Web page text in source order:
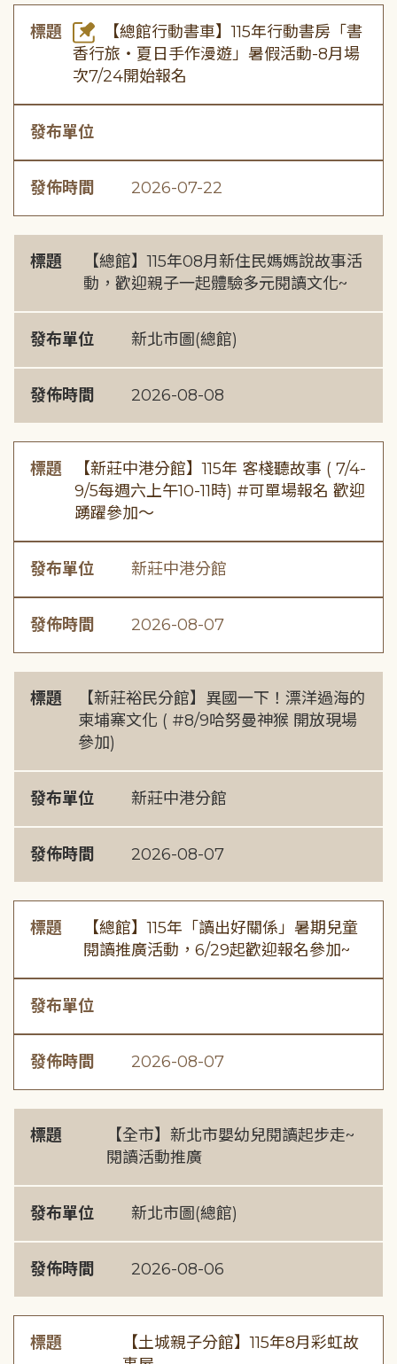
標題
【總館行動書車】115年行動書房「書
香行旅・夏日手作漫遊」暑假活動-8月場
次7/24開始報名
發布單位
發佈時間 2026-07-22
標題
【總館】115年08月新住民媽媽說故事活
動，歡迎親子一起體驗多元閱讀文化~
發布單位 新北市圖(總館)
發佈時間 2026-08-08
標題
【新莊中港分館】115年 客棧聽故事 ( 7/4-
9/5每週六上午10-11時) #可單場報名 歡迎
踴躍參加～
發布單位 新莊中港分館
發佈時間 2026-08-07
標題
【新莊裕民分館】異國一下！漂洋過海的
柬埔寨文化 ( #8/9哈努曼神猴 開放現場
參加)
發布單位 新莊中港分館
發佈時間 2026-08-07
標題
【總館】115年「讀出好關係」暑期兒童
閱讀推廣活動，6/29起歡迎報名參加~
發布單位
發佈時間 2026-08-07
標題
【全市】新北市嬰幼兒閱讀起步走~
閱讀活動推廣
發布單位 新北市圖(總館)
發佈時間 2026-08-06
標題
【土城親子分館】115年8月彩虹故